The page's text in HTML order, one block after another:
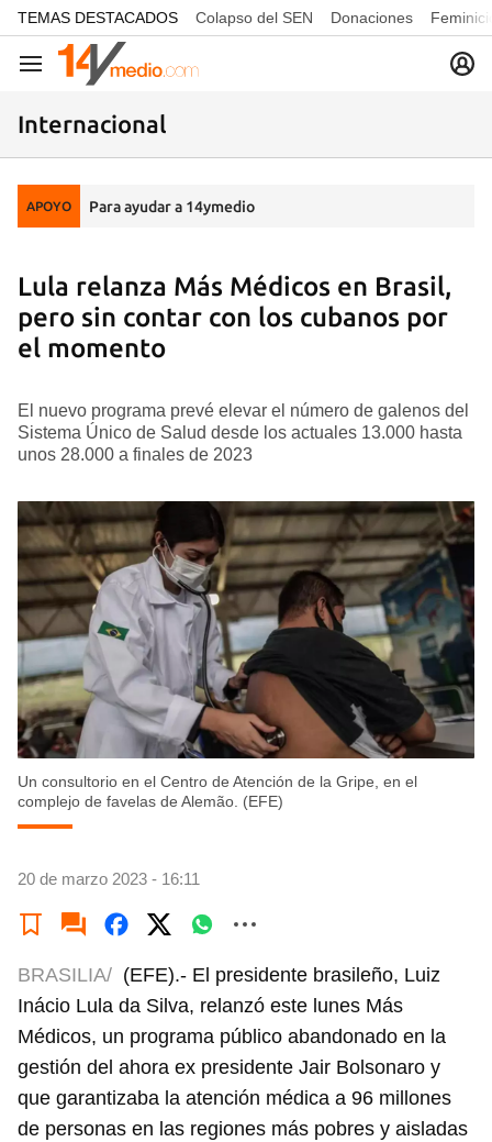
common.go-to-content
TEMAS DESTACADOS Colapso del SEN Donaciones
Navegación
Internacional
APOYO Para ayudar a 14ymedio
Lula relanza Más Médicos en Brasil,
pero sin contar con los cubanos por
el momento
El nuevo programa prevé elevar el número de galenos del
Sistema Único de Salud desde los actuales 13.000 hasta
unos 28.000 a finales de 2023
Un consultorio en el Centro de Atención de la Gripe, en el
complejo de favelas de Alemão. (EFE)
20 de marzo 2023 - 16:11
BRASILIA/ (EFE).- El presidente brasileño, Luiz
Inácio Lula da Silva, relanzó este lunes Más
Médicos, un programa público abandonado en la
gestión del ahora ex presidente Jair Bolsonaro y
que garantizaba la atención médica a 96 millones
de personas en las regiones más pobres y aisladas